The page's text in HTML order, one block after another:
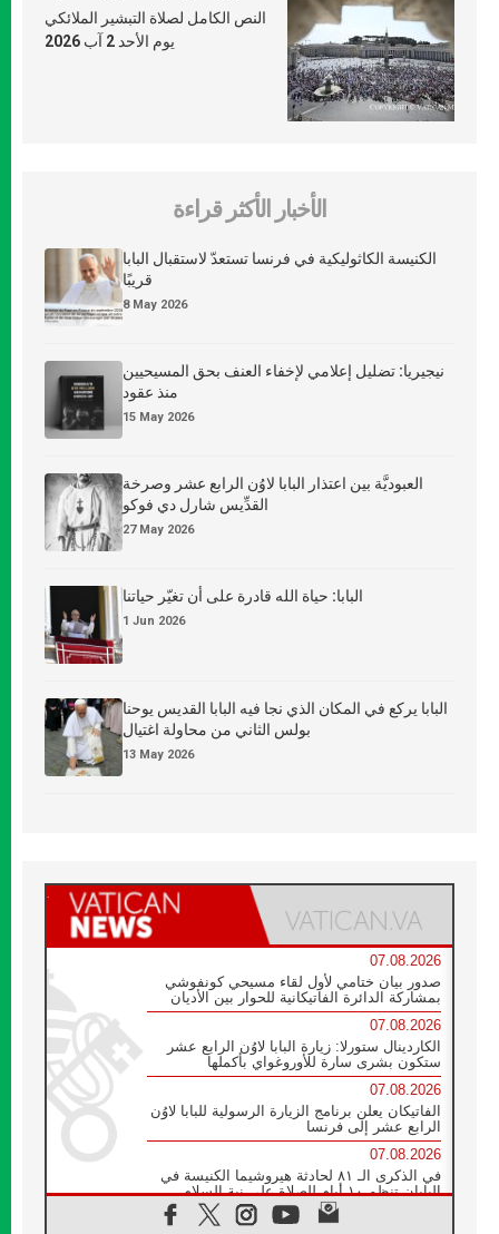
النص الكامل لصلاة التبشير الملائكي
يوم الأحد 2 آب 2026
الأخبار الأكثر قراءة
الكنيسة الكاثوليكية في فرنسا تستعدّ لاستقبال البابا
قريبًا
8 May 2026
نيجيريا: تضليل إعلامي لإخفاء العنف بحق المسيحيين
منذ عقود
15 May 2026
العبوديَّة بين اعتذار البابا لاوُن الرابع عشر وصرخة
القدِّيس شارل دي فوكو
27 May 2026
البابا: حياة الله قادرة على أن تغيّر حياتنا
1 Jun 2026
البابا يركع في المكان الذي نجا فيه البابا القديس يوحنا
بولس الثاني من محاولة اغتيال
13 May 2026
07.08.2026
صدور بيان ختامي لأول لقاء مسيحي كونفوشي
بمشاركة الدائرة الفاتيكانية للحوار بين الأديان
07.08.2026
الكاردينال ستورلا: زيارة البابا لاوُن الرابع عشر
ستكون بشرى سارة للأوروغواي بأكملها
07.08.2026
الفاتيكان يعلن برنامج الزيارة الرسولية للبابا لاوُن
الرابع عشر إلى فرنسا
07.08.2026
في الذكرى الـ ٨١ لحادثة هيروشيما الكنيسة في
اليابان تنظم ١٠ أيام للصلاة على نية السلام